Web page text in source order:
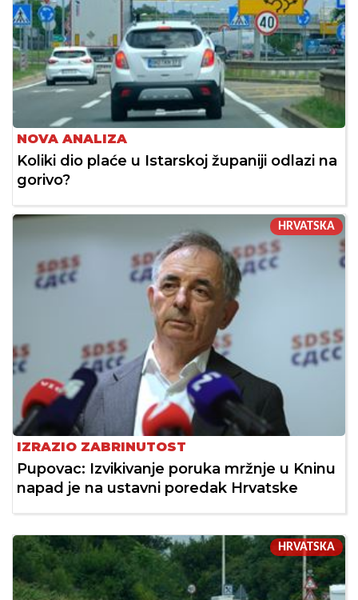
NOVA ANALIZA
Koliki dio plaće u Istarskoj županiji odlazi na
gorivo?
HRVATSKA
IZRAZIO ZABRINUTOST
Pupovac: Izvikivanje poruka mržnje u Kninu
napad je na ustavni poredak Hrvatske
HRVATSKA